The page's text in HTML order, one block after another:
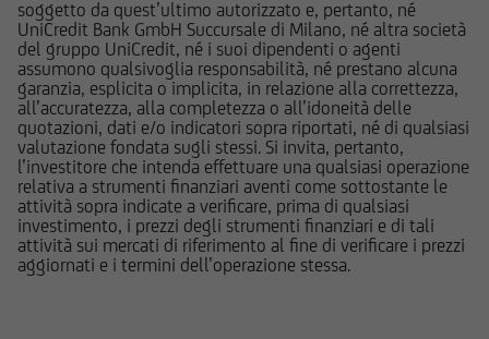
soggetto da quest’ultimo autorizzato e, pertanto, né
UniCredit Bank GmbH Succursale di Milano, né altra società
del gruppo UniCredit, né i suoi dipendenti o agenti
assumono qualsivoglia responsabilità, né prestano alcuna
garanzia, esplicita o implicita, in relazione alla correttezza,
all’accuratezza, alla completezza o all’idoneità delle
quotazioni, dati e/o indicatori sopra riportati, né di qualsiasi
valutazione fondata sugli stessi. Si invita, pertanto,
l’investitore che intenda effettuare una qualsiasi operazione
relativa a strumenti finanziari aventi come sottostante le
attività sopra indicate a verificare, prima di qualsiasi
investimento, i prezzi degli strumenti finanziari e di tali
attività sui mercati di riferimento al fine di verificare i prezzi
aggiornati e i termini dell’operazione stessa.
modo da intendersi né come consulenza, né
come ricerca in materia di investimenti; qualsiasi
prodotto, strumento, servizio di investimento
cui fa riferimento il Sito potrebbe essere non
adeguato per l'utente; prima di effettuare
qualsiasi operazione, l'utente dovrà, pertanto,
valutare, in autonomia, la rilevanza delle
informazioni pubblicate sul Sito ai fini delle
proprie decisioni di investimento, alla luce dei
propri obiettivi di investimento, della propria
esperienza nel settore di investimento rilevante